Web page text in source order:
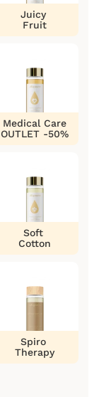
Juicy
Fruit
Medical Care
OUTLET -50%
Soft
Cotton
Spiro
Therapy